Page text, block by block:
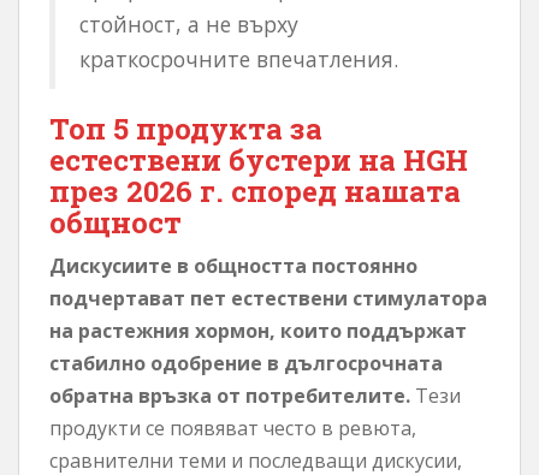
стойност, а не върху
краткосрочните впечатления.
Топ 5 продукта за
естествени бустери на HGH
през 2026 г. според нашата
общност
Дискусиите в общността постоянно
подчертават пет естествени стимулатора
на растежния хормон, които поддържат
стабилно одобрение в дългосрочната
обратна връзка от потребителите. Тези
продукти се появяват често в ревюта,
сравнителни теми и последващи дискусии,